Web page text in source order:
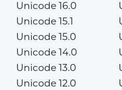
Unicode 16.0
Unicode 15.1
Unicode 15.0
Unicode 14.0
Unicode 13.0
Unicode 12.0